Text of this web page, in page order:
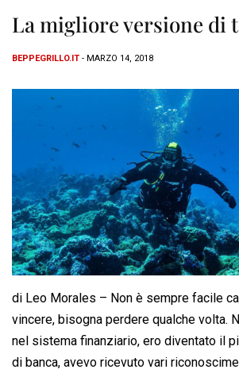
La migliore versione di
BEPPEGRILLO.IT - MARZO 14, 2018
di Leo Morales – Non è sempre facile
vincere, bisogna perdere qualche volta.
nel sistema finanziario, ero diventato il
di banca, avevo ricevuto vari